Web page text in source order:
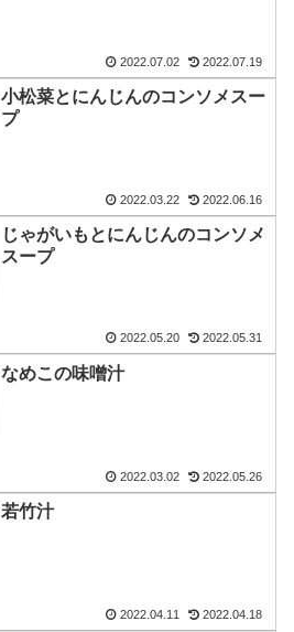
2022.07.02 2022.07.19
小松菜とにんじんのコンソメスー
プ
2022.03.22 2022.06.16
じゃがいもとにんじんのコンソメ
スープ
2022.05.20 2022.05.31
なめこの味噌汁
2022.03.02 2022.05.26
若竹汁
2022.04.11 2022.04.18